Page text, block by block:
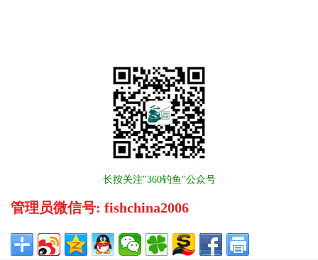
长按关注"360钓鱼"公众号
管理员微信号: fishchina2006